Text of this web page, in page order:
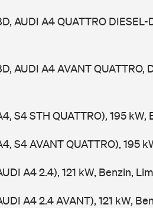
AUDI A4 QUATTRO
AUDI A4 AVANT QUATTRO,
S4 STH QUATTRO), 195
S4 AVANT QUATTRO), 195
A4 2.4), 121 kW, Benzin,
A4 2.4 AVANT), 121 kW,